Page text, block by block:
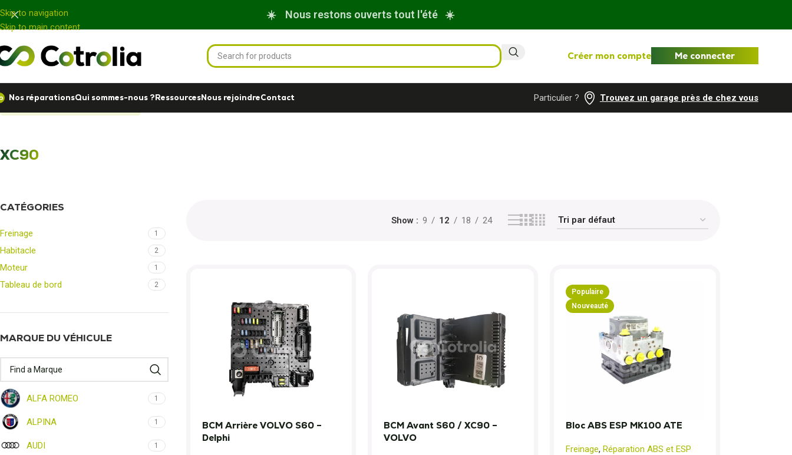
Panneau de gestion des cookies
Skip to navigation
Skip to main content
☀️ Nous restons ouverts tout l'été ☀️
Créer mon compte Me connecter
Nos réparationsQui sommes-nous ?RessourcesNous rejoindreContact Particulier ? Trouvez un garage près de chez vous
XC90
CATÉGORIES
Freinage 1
Habitacle 2
Moteur 1
Tableau de bord 2
MARQUE DU VÉHICULE
ALFA ROMEO 1
ALPINA 1
AUDI 1
Show 9 12 18 24
BCM Arrière VOLVO S60 –
Delphi
BCM Avant S60 / XC90 –
VOLVO
Populaire
Nouveauté
Bloc ABS ESP MK100 ATE
Freinage, Réparation ABS et ESP